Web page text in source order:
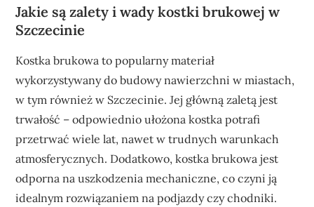
Jakie są zalety i wady kostki brukowej w
Szczecinie
Kostka brukowa to popularny materiał
wykorzystywany do budowy nawierzchni w miastach,
w tym również w Szczecinie. Jej główną zaletą jest
trwałość – odpowiednio ułożona kostka potrafi
przetrwać wiele lat, nawet w trudnych warunkach
atmosferycznych. Dodatkowo, kostka brukowa jest
odporna na uszkodzenia mechaniczne, co czyni ją
idealnym rozwiązaniem na podjazdy czy chodniki.